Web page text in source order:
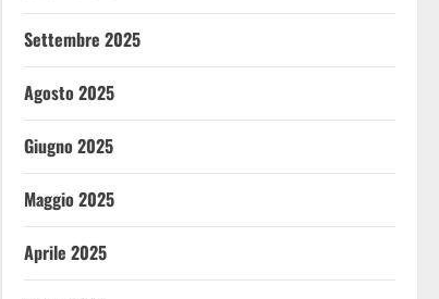
Settembre 2025
Agosto 2025
Giugno 2025
Maggio 2025
Aprile 2025